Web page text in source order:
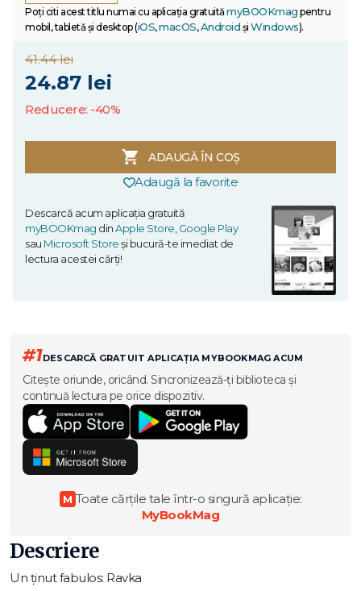
Poți citi acest titlu numai cu aplicația gratuitămyBOOKmag pentru
mobil, tabletă și desktop (iOS,macOS,Android și Windows).
41.44 lei
24.87 lei
Reducere: -40%
ADAUGĂ ÎN COȘ
Adaugă la favorite
Descarcă acum aplicația gratuită
myBOOKmag dinApple Store,Google Play
sau Microsoft Storeși bucură-te imediat de
lectura acestei cărți!
#1DESCARCĂ GRATUIT APLICAȚIA MYBOOKMAG ACUM
Citește oriunde, oricând. Sincronizează-ți biblioteca și
continuă lectura pe orice dispozitiv.
M Toate cărțile tale într-o singură aplicație:
MyBookMag
Descriere
Un ţinut fabulos: Ravka